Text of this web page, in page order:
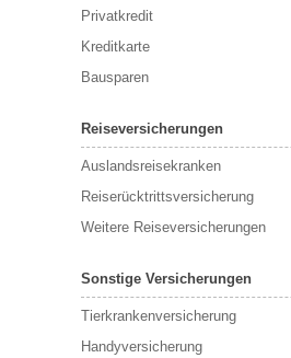
Privatkredit
Kreditkarte
Bausparen
Reiseversicherungen
Auslandsreisekranken
Reiserücktrittsversicherung
Weitere Reiseversicherungen
Sonstige Versicherungen
Tierkrankenversicherung
Handyversicherung